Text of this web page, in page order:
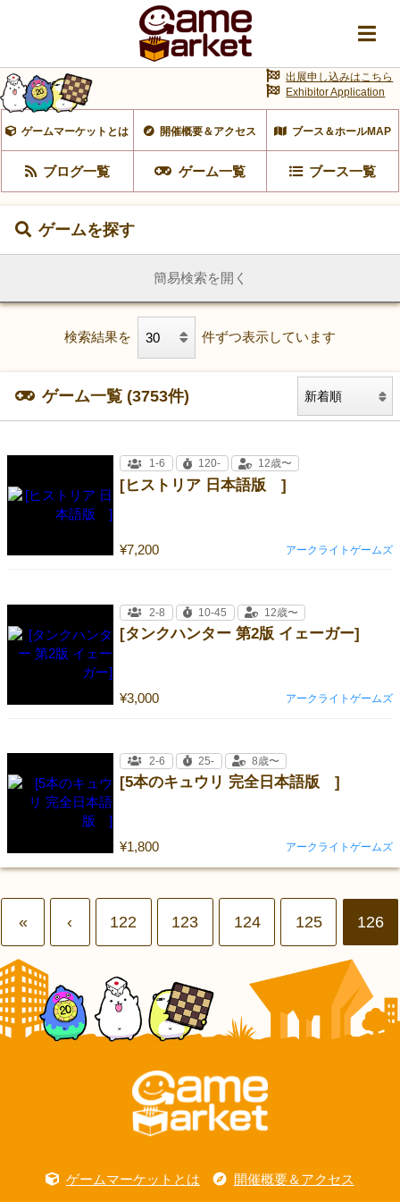
ゲームマーケットとは 開催概要＆アクセス ブース＆ホールMAP
ブログ一覧 ゲーム一覧 ブース一覧
出展申し込みはこちら
Exhibitor Application
ゲームを探す
簡易検索を開く
検索結果を 件ずつ表示しています
ゲーム一覧 (3753件)
[ヒストリア 日本語版 ]
¥7,200
1-6 120- 12歳〜
アークライトゲームズ
[タンクハンター 第2版 イェーガー]
¥3,000
2-8 10-45 12歳〜
アークライトゲームズ
[5本のキュウリ 完全日本語版 ]
¥1,800
2-6 25- 8歳〜
アークライトゲームズ
« ‹ 122 123 124 125 126
ゲームマーケットとは 開催概要＆アクセス